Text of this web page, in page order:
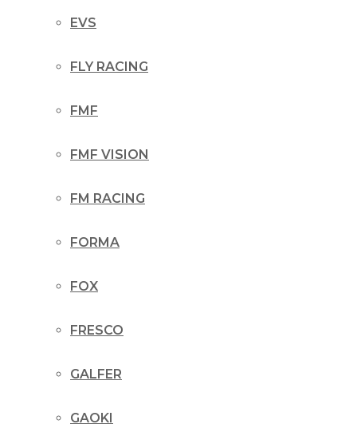
EVS
FLY RACING
FMF
FMF VISION
FM RACING
FORMA
FOX
FRESCO
GALFER
GAOKI